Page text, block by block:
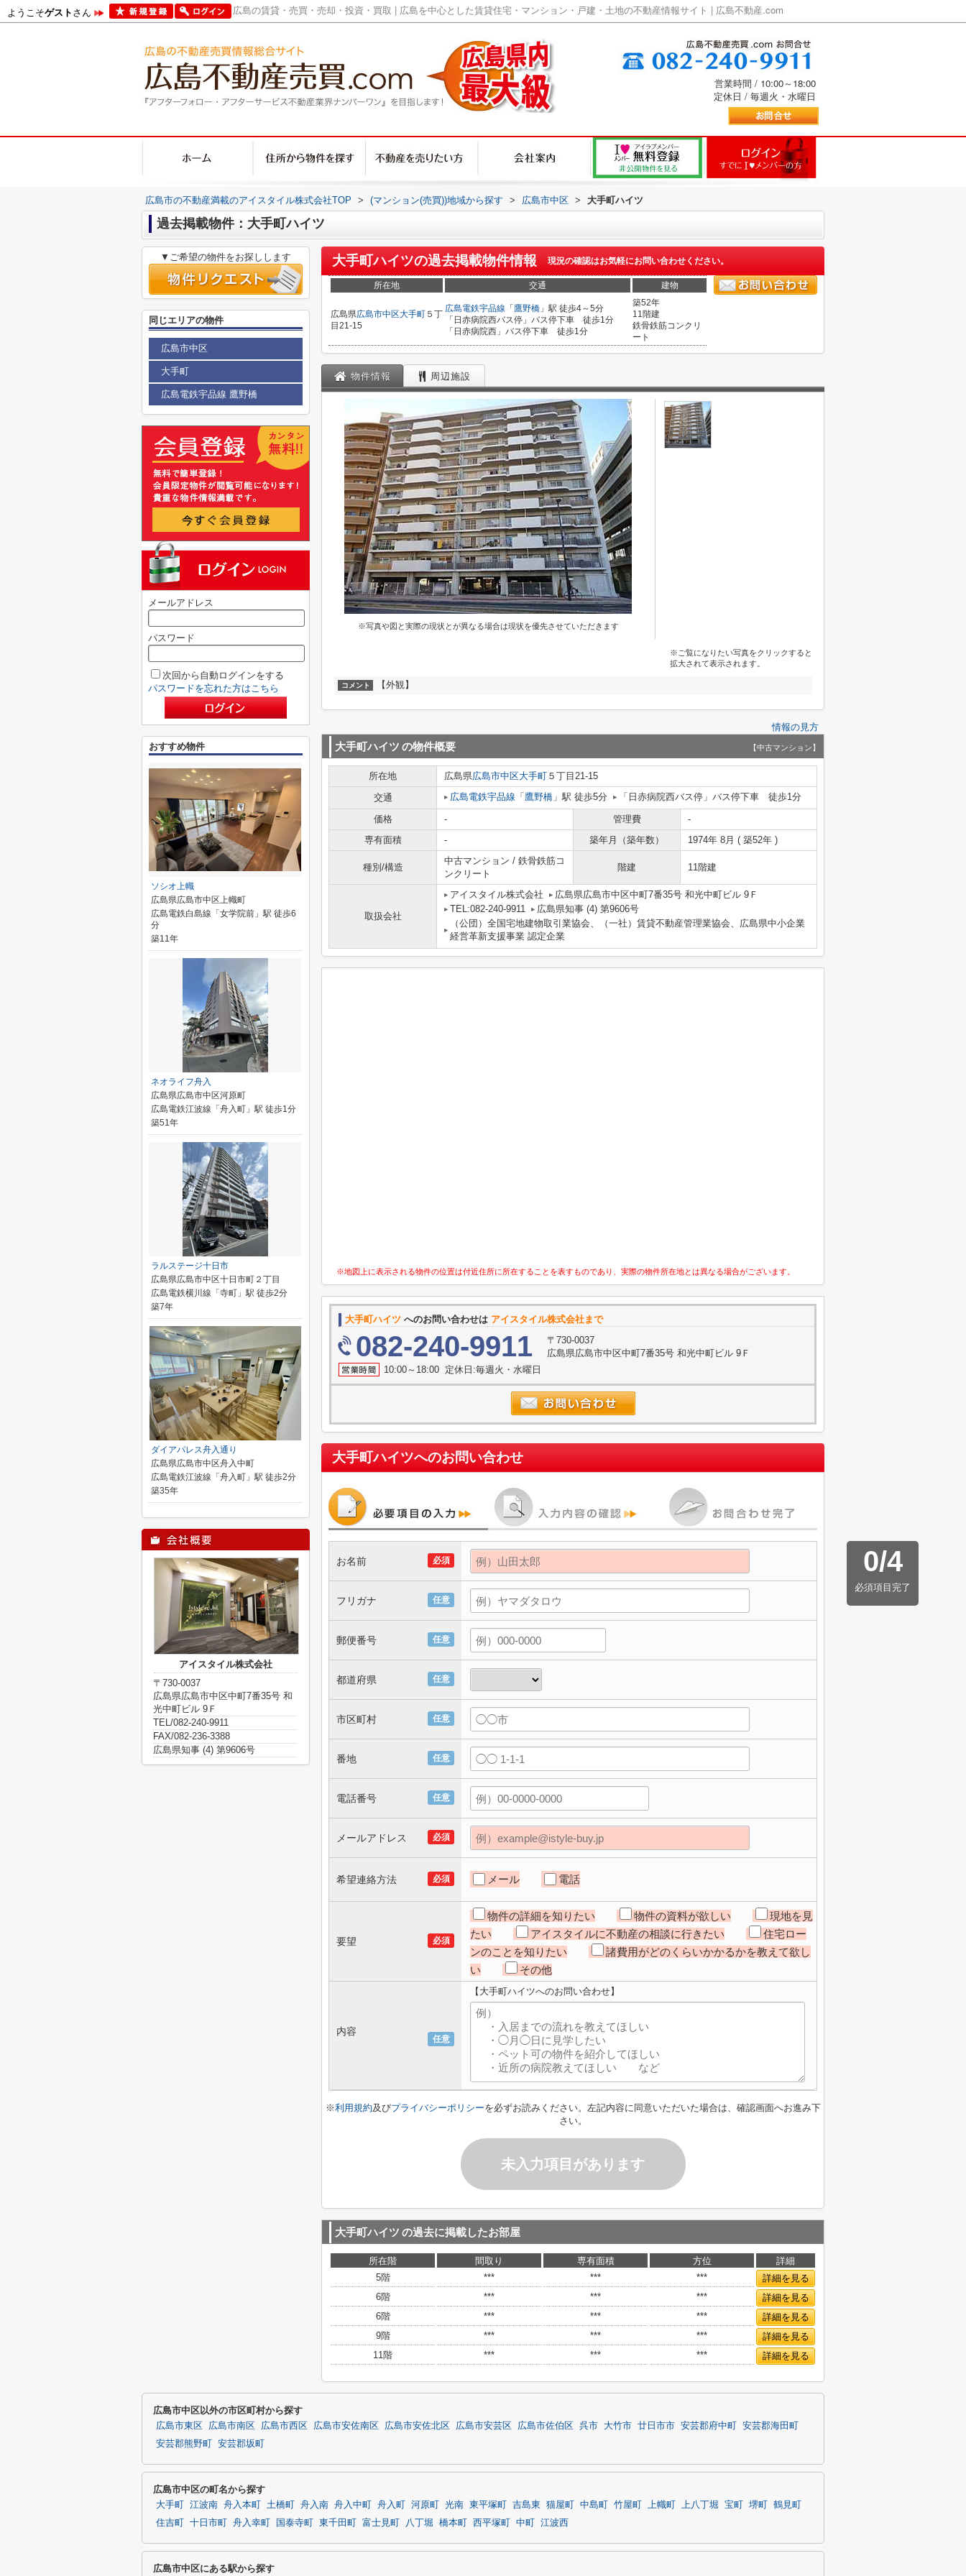
ようこそゲストさん 広島の賃貸・売買・売却・投資・買取 | 広島を中心とした賃貸住宅・マンション・戸建・土地の不動産情報サイト | 広島不動産.com
営業時間 / 10:00～18:00
定休日 / 毎週火・水曜日
広島市の不動産満載のアイスタイル株式会社TOP > (マンション(売買))地域から探す > 広島市中区 > 大手町ハイツ
過去掲載物件：大手町ハイツ
大手町ハイツの過去掲載物件情報 現況の確認はお気軽にお問い合わせください。
所在地 交通 建物
広島県広島市中区大手町 ５丁
目21-15
広島電鉄宇品線 「 鷹野橋 」駅 徒歩4～5分
「日赤病院西バス停」バス停下車 徒歩1分
「日赤病院西」バス停下車 徒歩1分
築52年
11階建
鉄骨鉄筋コンクリ
ート
物件情報 周辺施設
※写真や図と実際の現状とが異なる場合は現状を優先させていただきます
※ご覧になりたい写真をクリックすると
拡大されて表示されます。
コメント 【外観】
情報の見方
大手町ハイツ の物件概要 【中古マンション】
所在地 広島県広島市中区大手町 ５丁目21-15
交通
広島電鉄宇品線 「 鷹野橋 」駅 徒歩5分 「日赤病院西バス停」バス停下車 徒歩1分
価格 - 管理費
-
専有面積
- 築年月（築年数） 1974年 8月 ( 築52年 )
種別/構造
中古マンション / 鉄骨鉄筋コ
ンクリート
階建 11階建
取扱会社
アイスタイル株式会社
広島県広島市中区中町7番35号 和光中町ビル 9Ｆ
TEL:082-240-9911
広島県知事 (4) 第9606号
（公団）全国宅地建物取引業協会、（一社）賃貸不動産管理業協会、広島県中小企業
経営革新支援事業 認定企業
※地図上に表示される物件の位置は付近住所に所在することを表すものであり、実際の物件所在地とは異なる場合がございます。
大手町ハイツ へのお問い合わせは アイスタイル株式会社まで
082-240-9911
〒730-0037
広島県広島市中区中町7番35号 和光中町ビル 9Ｆ
10:00～18:00 定休日:毎週火・水曜日
大手町ハイツへのお問い合わせ
0/4
必須項目完了
必須
お名前
任意
フリガナ
任意
郵便番号
任意
都道府県
任意
市区町村
任意
番地
任意
電話番号
必須
メールアドレス
必須
希望連絡方法 メール 電話
必須
要望
物件の詳細を知りたい 物件の資料が欲しい
現地を見
たい
アイスタイルに不動産の相談に行きたい
住宅ロー
ンのことを知りたい
諸費用がどのくらいかかるかを教えて欲し
い
その他
任意
内容
【大手町ハイツへのお問い合わせ】
※利用規約及びプライバシーポリシーを必ずお読みください。左記内容に同意いただいた場合は、確認画面へお進み下
さい。
未入力項目があります
大手町ハイツ の過去に掲載したお部屋
所在階 間取り 専有面積 方位
詳細
5階
*** *** ***
詳細を見る
6階
*** *** ***
詳細を見る
6階
*** *** ***
詳細を見る
9階
*** *** ***
詳細を見る
11階
*** *** *** 詳細を見る
▼ご希望の物件をお探しします
同じエリアの物件
広島市中区
大手町
広島電鉄宇品線 鷹野橋
メールアドレス
パスワード
次回から自動ログインをする
パスワードを忘れた方はこちら
おすすめ物件
ソシオ上幟
広島県広島市中区上幟町
広島電鉄白島線「女学院前」駅 徒歩6
分
築11年
ネオライフ舟入
広島県広島市中区河原町
広島電鉄江波線「舟入町」駅 徒歩1分
築51年
ラルステージ十日市
広島県広島市中区十日市町２丁目
広島電鉄横川線「寺町」駅 徒歩2分
築7年
ダイアパレス舟入通り
広島県広島市中区舟入中町
広島電鉄江波線「舟入町」駅 徒歩2分
築35年
アイスタイル株式会社
〒730-0037
広島県広島市中区中町7番35号 和
光中町ビル 9Ｆ
TEL/082-240-9911
FAX/082-236-3388
広島県知事 (4) 第9606号
広島市中区以外の市区町村から探す
広島市東区 広島市南区 広島市西区 広島市安佐南区 広島市安佐北区 広島市安芸区 広島市佐伯区 呉市 大竹市 廿日市市 安芸郡府中町
安芸郡海田町
安芸郡熊野町
安芸郡坂町
広島市中区の町名から探す
大手町 江波南 舟入本町 土橋町 舟入南 舟入中町 舟入町 河原町 光南 東平塚町 吉島東 猫屋町 中島町 竹屋町 上幟町 上八丁堀 宝町 堺町
鶴見町
住吉町
十日市町 舟入幸町 国泰寺町 東千田町 富士見町 八丁堀 橋本町 西平塚町 中町 江波西
広島市中区にある駅から探す